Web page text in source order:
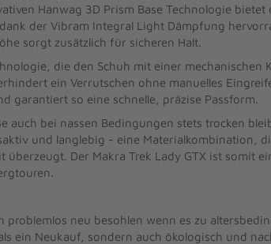
Hanwag 3D Prism Base Technologie bietet
der Vibram Integral Light Dämpfung
sorgt zusätzlich für sicheren Halt.
die den Schuh mit einer mechanischen
ein Verrutschen ohne manuelles
garantiert so eine schnelle, präzise Passform.
auch bei nassen Bedingungen stets trocken
und langlebig - eine Materialkombination,
Der Makra Trek Lady GTX ist somit
neu besohlen wenn es zu
ein Neukauf, sondern auch ökologisch und